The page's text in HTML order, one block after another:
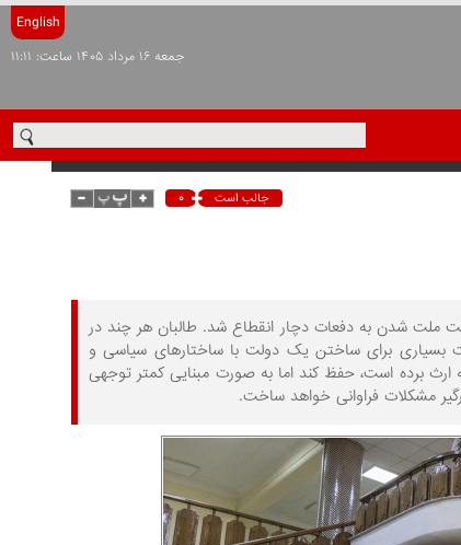
English
جمعه ۱۶ مرداد ۱۴۰۵ ساعت: ۱۱:۱۱
جالب است ۰
را برای دولت‌سازی به‌دست نیاورد و در تاریخ 100 ساله، روند دولت ملت شدن به دفعات دچار انقطاع شد. طالبان هر چند در
بسیاری برای ساختن یک دولت با ساختارهای سیاسی و
ارث برده است، حفظ کند اما به صورت مبنایی کمتر توجهی
مشکلات فراوانی خواهد ساخت.